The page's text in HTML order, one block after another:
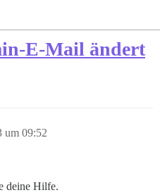
E-Mail ändert
um 09:52
deine Hilfe.